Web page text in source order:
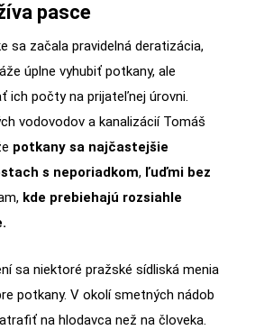
pasce
sa začala pravidelná deratizácia,
úplne vyhubiť potkany, ale
ich počty na prijateľnej úrovni.
vodovodov a kanalizácií Tomáš
potkany sa najčastejšie
s neporiadkom, ľuďmi bez
kde prebiehajú rozsiahle
sa niektoré pražské sídliská menia
potkany. V okolí smetných nádob
na hlodavca než na človeka.